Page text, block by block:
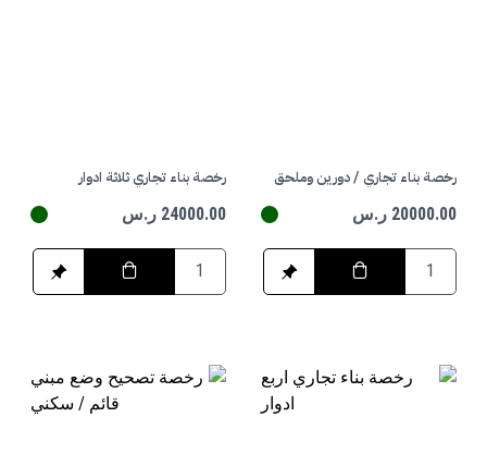
رخصة بناء تجاري / دورين وملحق
20000.00 ر.س
رخصة بناء تجاري ثلاثة ادوار
24000.00 ر.س